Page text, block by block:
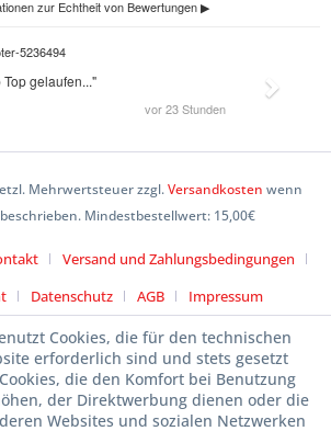
Mehrwertsteuer zzgl.Versandkosten wenn
Mindestbestellwert: 15,00€
Versand und Zahlungsbedingungen
Datenschutz AGB Impressum
Cookies, die für den technischen
erforderlich sind und stets gesetzt
die den Komfort bei Benutzung
der Direktwerbung dienen oder die
Websites und sozialen Netzwerken